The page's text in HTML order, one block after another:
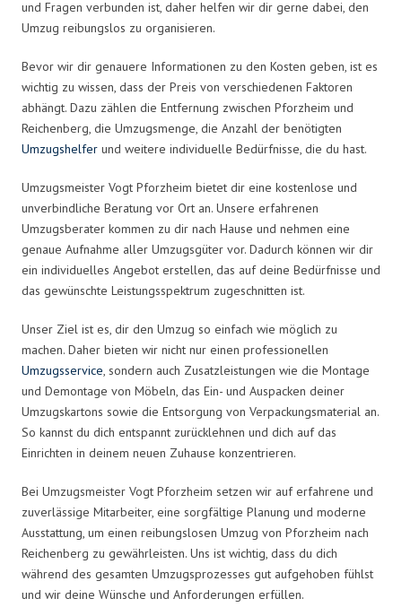
und Fragen verbunden ist, daher helfen wir dir gerne dabei, den
Umzug reibungslos zu organisieren.
Bevor wir dir genauere Informationen zu den Kosten geben, ist es
wichtig zu wissen, dass der Preis von verschiedenen Faktoren
abhängt. Dazu zählen die Entfernung zwischen Pforzheim und
Reichenberg, die Umzugsmenge, die Anzahl der benötigten
Umzugshelfer und weitere individuelle Bedürfnisse, die du hast.
Umzugsmeister Vogt Pforzheim bietet dir eine kostenlose und
unverbindliche Beratung vor Ort an. Unsere erfahrenen
Umzugsberater kommen zu dir nach Hause und nehmen eine
genaue Aufnahme aller Umzugsgüter vor. Dadurch können wir dir
ein individuelles Angebot erstellen, das auf deine Bedürfnisse und
das gewünschte Leistungsspektrum zugeschnitten ist.
Unser Ziel ist es, dir den Umzug so einfach wie möglich zu
machen. Daher bieten wir nicht nur einen professionellen
Umzugsservice, sondern auch Zusatzleistungen wie die Montage
und Demontage von Möbeln, das Ein- und Auspacken deiner
Umzugskartons sowie die Entsorgung von Verpackungsmaterial an.
So kannst du dich entspannt zurücklehnen und dich auf das
Einrichten in deinem neuen Zuhause konzentrieren.
Bei Umzugsmeister Vogt Pforzheim setzen wir auf erfahrene und
zuverlässige Mitarbeiter, eine sorgfältige Planung und moderne
Ausstattung, um einen reibungslosen Umzug von Pforzheim nach
Reichenberg zu gewährleisten. Uns ist wichtig, dass du dich
während des gesamten Umzugsprozesses gut aufgehoben fühlst
und wir deine Wünsche und Anforderungen erfüllen.